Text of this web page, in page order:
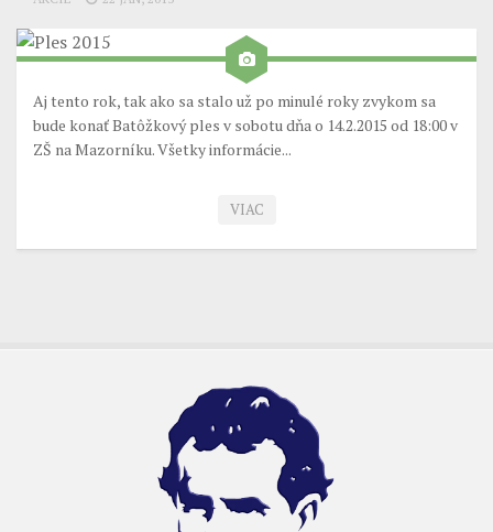
Aj tento rok, tak ako sa stalo už po minulé roky zvykom sa
bude konať Batôžkový ples v sobotu dňa o 14.2.2015 od 18:00 v
ZŠ na Mazorníku. Všetky informácie...
VIAC